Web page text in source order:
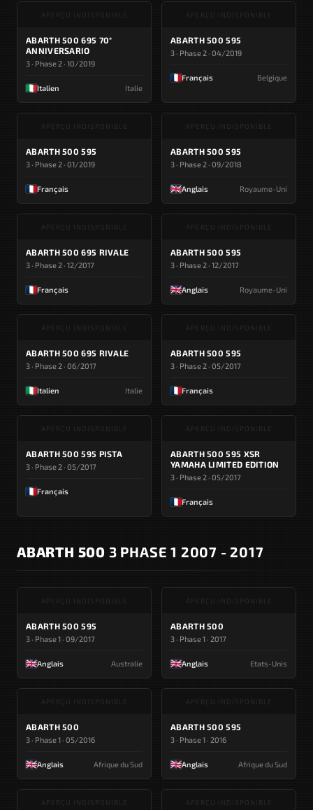
APERÇU INDISPONIBLE
ABARTH 500 695 70°
ANNIVERSARIO
3 · Phase 2 · 10/2019
Italien Italie
APERÇU INDISPONIBLE
ABARTH 500 595
3 · Phase 2 · 04/2019
Français Belgique
APERÇU INDISPONIBLE
ABARTH 500 595
3 · Phase 2 · 01/2019
Français
APERÇU INDISPONIBLE
ABARTH 500 595
3 · Phase 2 · 09/2018
Anglais Royaume-Uni
APERÇU INDISPONIBLE
ABARTH 500 695 RIVALE
3 · Phase 2 · 12/2017
Français
APERÇU INDISPONIBLE
ABARTH 500 595
3 · Phase 2 · 12/2017
Anglais Royaume-Uni
APERÇU INDISPONIBLE
ABARTH 500 695 RIVALE
3 · Phase 2 · 06/2017
Italien Italie
APERÇU INDISPONIBLE
ABARTH 500 595
3 · Phase 2 · 05/2017
Français
APERÇU INDISPONIBLE
ABARTH 500 595 PISTA
3 · Phase 2 · 05/2017
Français
APERÇU INDISPONIBLE
ABARTH 500 595 XSR
YAMAHA LIMITED EDITION
3 · Phase 2 · 05/2017
Français
ABARTH 500 3 PHASE 1 2007 - 2017
APERÇU INDISPONIBLE
ABARTH 500 595
3 · Phase 1 · 09/2017
Anglais Australie
APERÇU INDISPONIBLE
ABARTH 500
3 · Phase 1 · 2017
Anglais Etats-Unis
APERÇU INDISPONIBLE
ABARTH 500
3 · Phase 1 · 05/2016
Anglais Afrique du Sud
APERÇU INDISPONIBLE
ABARTH 500 595
3 · Phase 1 · 2016
Anglais Afrique du Sud
APERÇU INDISPONIBLE APERÇU INDISPONIBLE